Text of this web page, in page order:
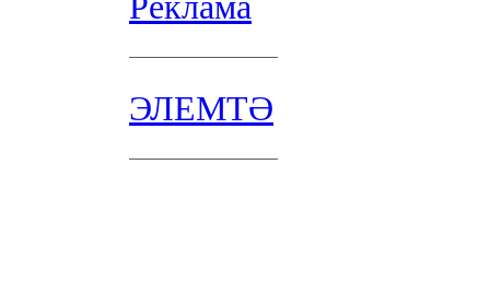
ЭЛЕМТӘ